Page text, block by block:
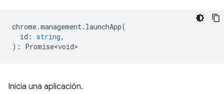
chrome.management. launchApp(
id : string,
) : Promise<void>
Inicia una aplicación.